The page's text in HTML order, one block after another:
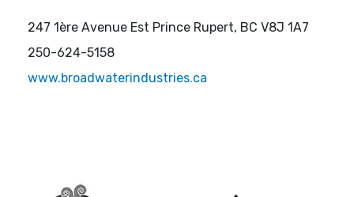
247 1ère Avenue Est Prince Rupert, BC V8J 1A7
250-624-5158
www.broadwaterindustries.ca